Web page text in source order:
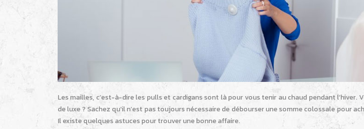
Les mailles, c’est-à-dire les pulls et cardigans sont là pour vous tenir au chaud pendant l’hiver.
de luxe ? Sachez qu’il n’est pas toujours nécessaire de débourser une somme colossale pour
Il existe quelques astuces pour trouver une bonne affaire.